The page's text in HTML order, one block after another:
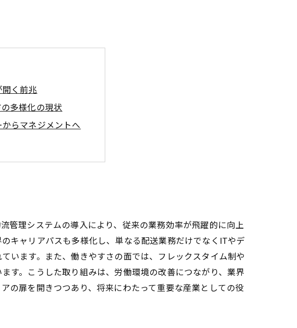
く前兆
多様化の現状
らマネジメントへ
満足度の向上
アとしての展望
き方と成長の可能性
管理システムの導入により、従来の業務効率が飛躍的に向上
キャリアパスも多様化し、単なる配送業務だけでなくITやデ
います。また、働きやすさの面では、フレックスタイム制や
す。こうした取り組みは、労働環境の改善につながり、業界
の扉を開きつつあり、将来にわたって重要な産業としての役